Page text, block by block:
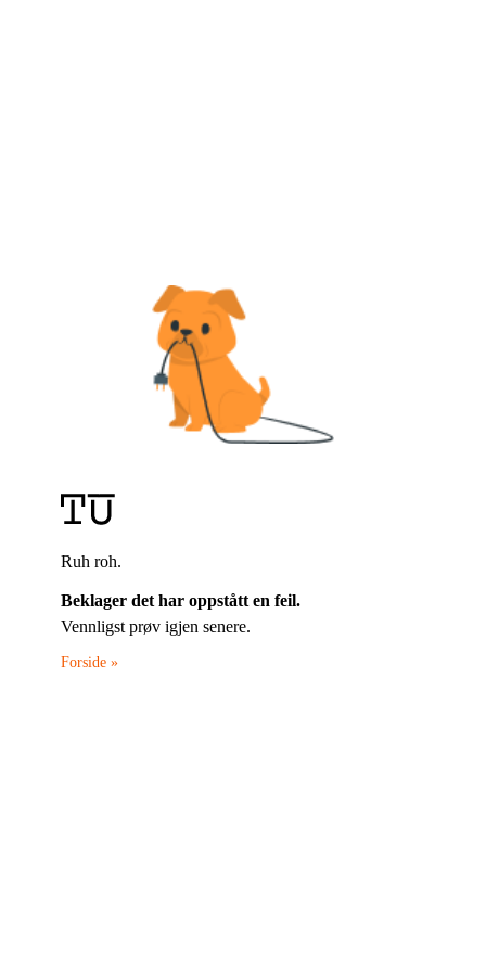
Ruh roh.
Beklager det har oppstått en feil.
Vennligst prøv igjen senere.
Forside »